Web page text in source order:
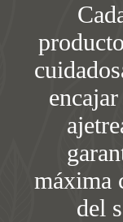
máxima
del